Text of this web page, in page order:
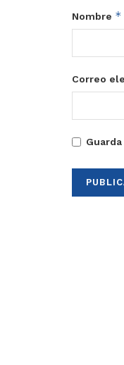
Nombre *
Correo